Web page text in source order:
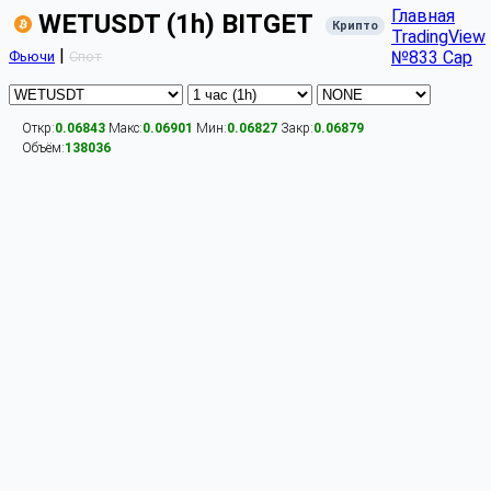
WETUSDT (1h) BITGET Крипто
Фьючи | Спот
Главная
TradingView
№833 Cap
Откр:0.06843 Макс:0.06901 Мин:0.06827 Закр:0.06879
Объём:138036